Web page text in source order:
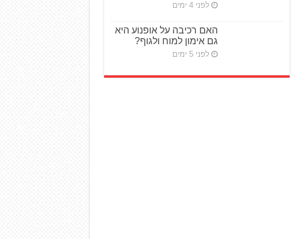
לפני 4 ימים
האם רכיבה על אופנוע היא
גם אימון למוח ולגוף?
לפני 5 ימים